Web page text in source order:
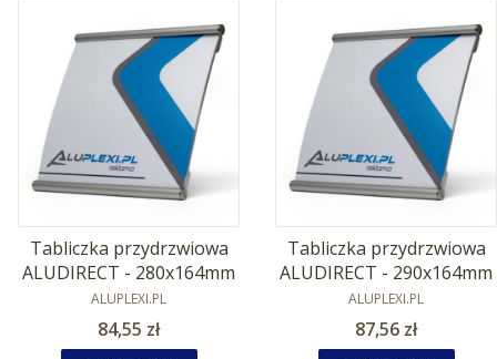
Tabliczka przydrzwiowa
ALUDIRECT - 280x164mm
PRODUCENT
ALUPLEXI.PL
Cena
84,55 zł
Tabliczka przydrzwiowa
ALUDIRECT - 290x164mm
PRODUCENT
ALUPLEXI.PL
Cena
87,56 zł